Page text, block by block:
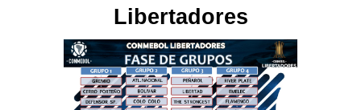
Libertadores